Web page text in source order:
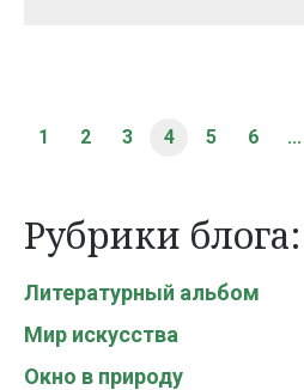
1 2 3 4 5 6 ...
Рубрики блога:
Литературный альбом
Мир искусства
Окно в природу